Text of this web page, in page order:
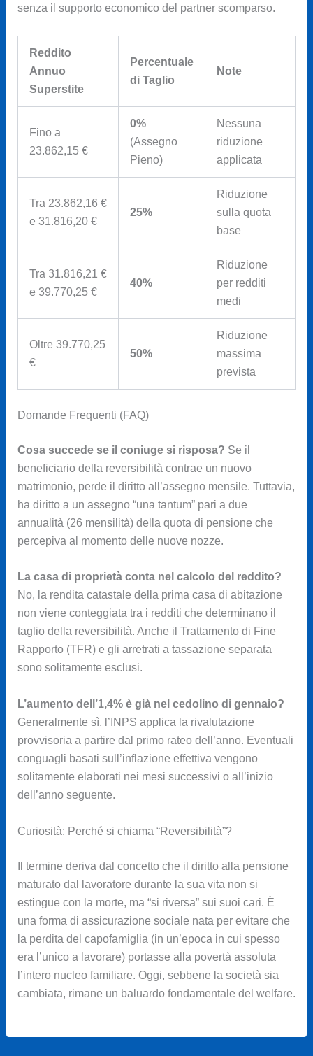
senza il supporto economico del partner scomparso.
Reddito
Annuo
Superstite
Percentuale
di Taglio
Note
Fino a
23.862,15 €
0%
(Assegno
Pieno)
Nessuna
riduzione
applicata
Tra 23.862,16 €
e 31.816,20 €
25%
Riduzione
sulla quota
base
Tra 31.816,21 €
e 39.770,25 €
40%
Riduzione
per redditi
medi
Oltre 39.770,25
€
50%
Riduzione
massima
prevista
Domande Frequenti (FAQ)
Cosa succede se il coniuge si risposa? Se il
beneficiario della reversibilità contrae un nuovo
matrimonio, perde il diritto all’assegno mensile. Tuttavia,
ha diritto a un assegno “una tantum” pari a due
annualità (26 mensilità) della quota di pensione che
percepiva al momento delle nuove nozze.
La casa di proprietà conta nel calcolo del reddito?
No, la rendita catastale della prima casa di abitazione
non viene conteggiata tra i redditi che determinano il
taglio della reversibilità. Anche il Trattamento di Fine
Rapporto (TFR) e gli arretrati a tassazione separata
sono solitamente esclusi.
L’aumento dell’1,4% è già nel cedolino di gennaio?
Generalmente sì, l’INPS applica la rivalutazione
provvisoria a partire dal primo rateo dell’anno. Eventuali
conguagli basati sull’inflazione effettiva vengono
solitamente elaborati nei mesi successivi o all’inizio
dell’anno seguente.
Curiosità: Perché si chiama “Reversibilità”?
Il termine deriva dal concetto che il diritto alla pensione
maturato dal lavoratore durante la sua vita non si
estingue con la morte, ma “si riversa” sui suoi cari. È
una forma di assicurazione sociale nata per evitare che
la perdita del capofamiglia (in un’epoca in cui spesso
era l’unico a lavorare) portasse alla povertà assoluta
l’intero nucleo familiare. Oggi, sebbene la società sia
cambiata, rimane un baluardo fondamentale del welfare.